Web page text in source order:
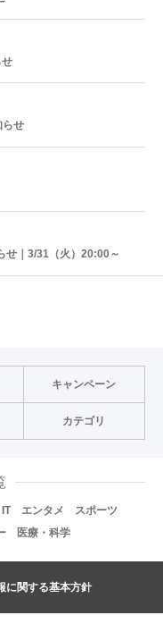
らせ
せ｜3/31（火）20:00～
キャンペーン
カテゴリ
エンタメ
スポーツ
医療・科学
に関する基本方針